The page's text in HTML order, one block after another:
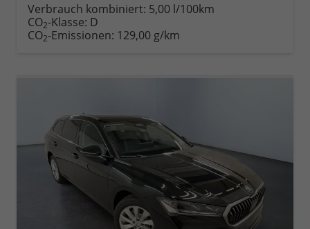
Verbrauch kombiniert: 5,00 l/100km
CO2-Klasse: D
CO2-Emissionen: 129,00 g/km